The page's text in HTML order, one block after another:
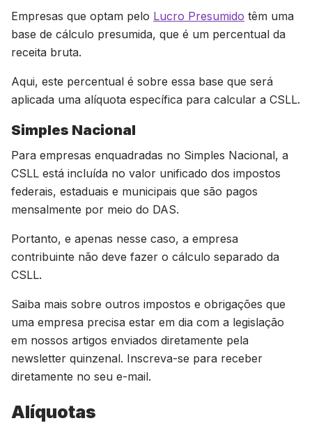
Empresas que optam pelo Lucro Presumido têm uma
base de cálculo presumida, que é um percentual da
receita bruta.
Aqui, este percentual é sobre essa base que será
aplicada uma alíquota específica para calcular a CSLL.
Simples Nacional
Para empresas enquadradas no Simples Nacional, a
CSLL está incluída no valor unificado dos impostos
federais, estaduais e municipais que são pagos
mensalmente por meio do DAS.
Portanto, e apenas nesse caso, a empresa
contribuinte não deve fazer o cálculo separado da
CSLL.
Saiba mais sobre outros impostos e obrigações que
uma empresa precisa estar em dia com a legislação
em nossos artigos enviados diretamente pela
newsletter quinzenal. Inscreva-se para receber
diretamente no seu e-mail.
Alíquotas